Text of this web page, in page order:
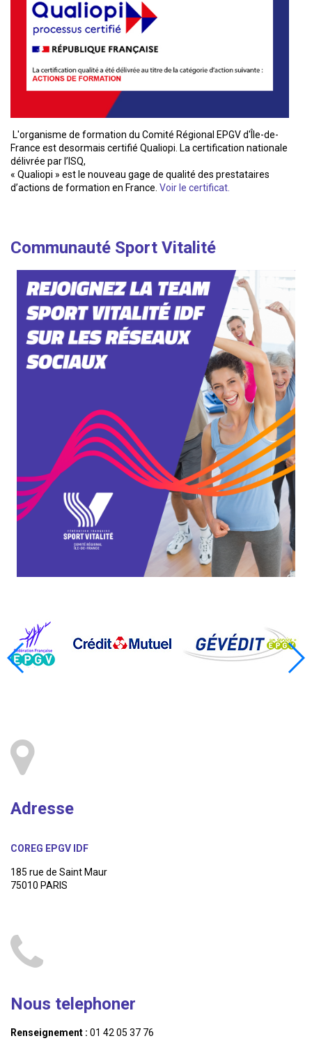
L'organisme de formation du Comité Régional EPGV d'Île-de-
France est desormais certifié Qualiopi. La certification nationale
délivrée par l’ISQ,
« Qualiopi » est le nouveau gage de qualité des prestataires
d’actions de formation en France. Voir le certificat.
Communauté Sport Vitalité
Adresse
COREG EPGV IDF
185 rue de Saint Maur
75010 PARIS
Nous telephoner
Renseignement : 01 42 05 37 76